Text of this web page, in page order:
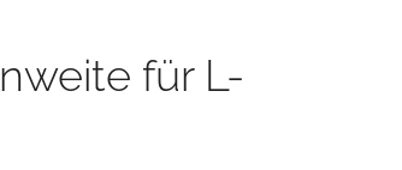
für L-